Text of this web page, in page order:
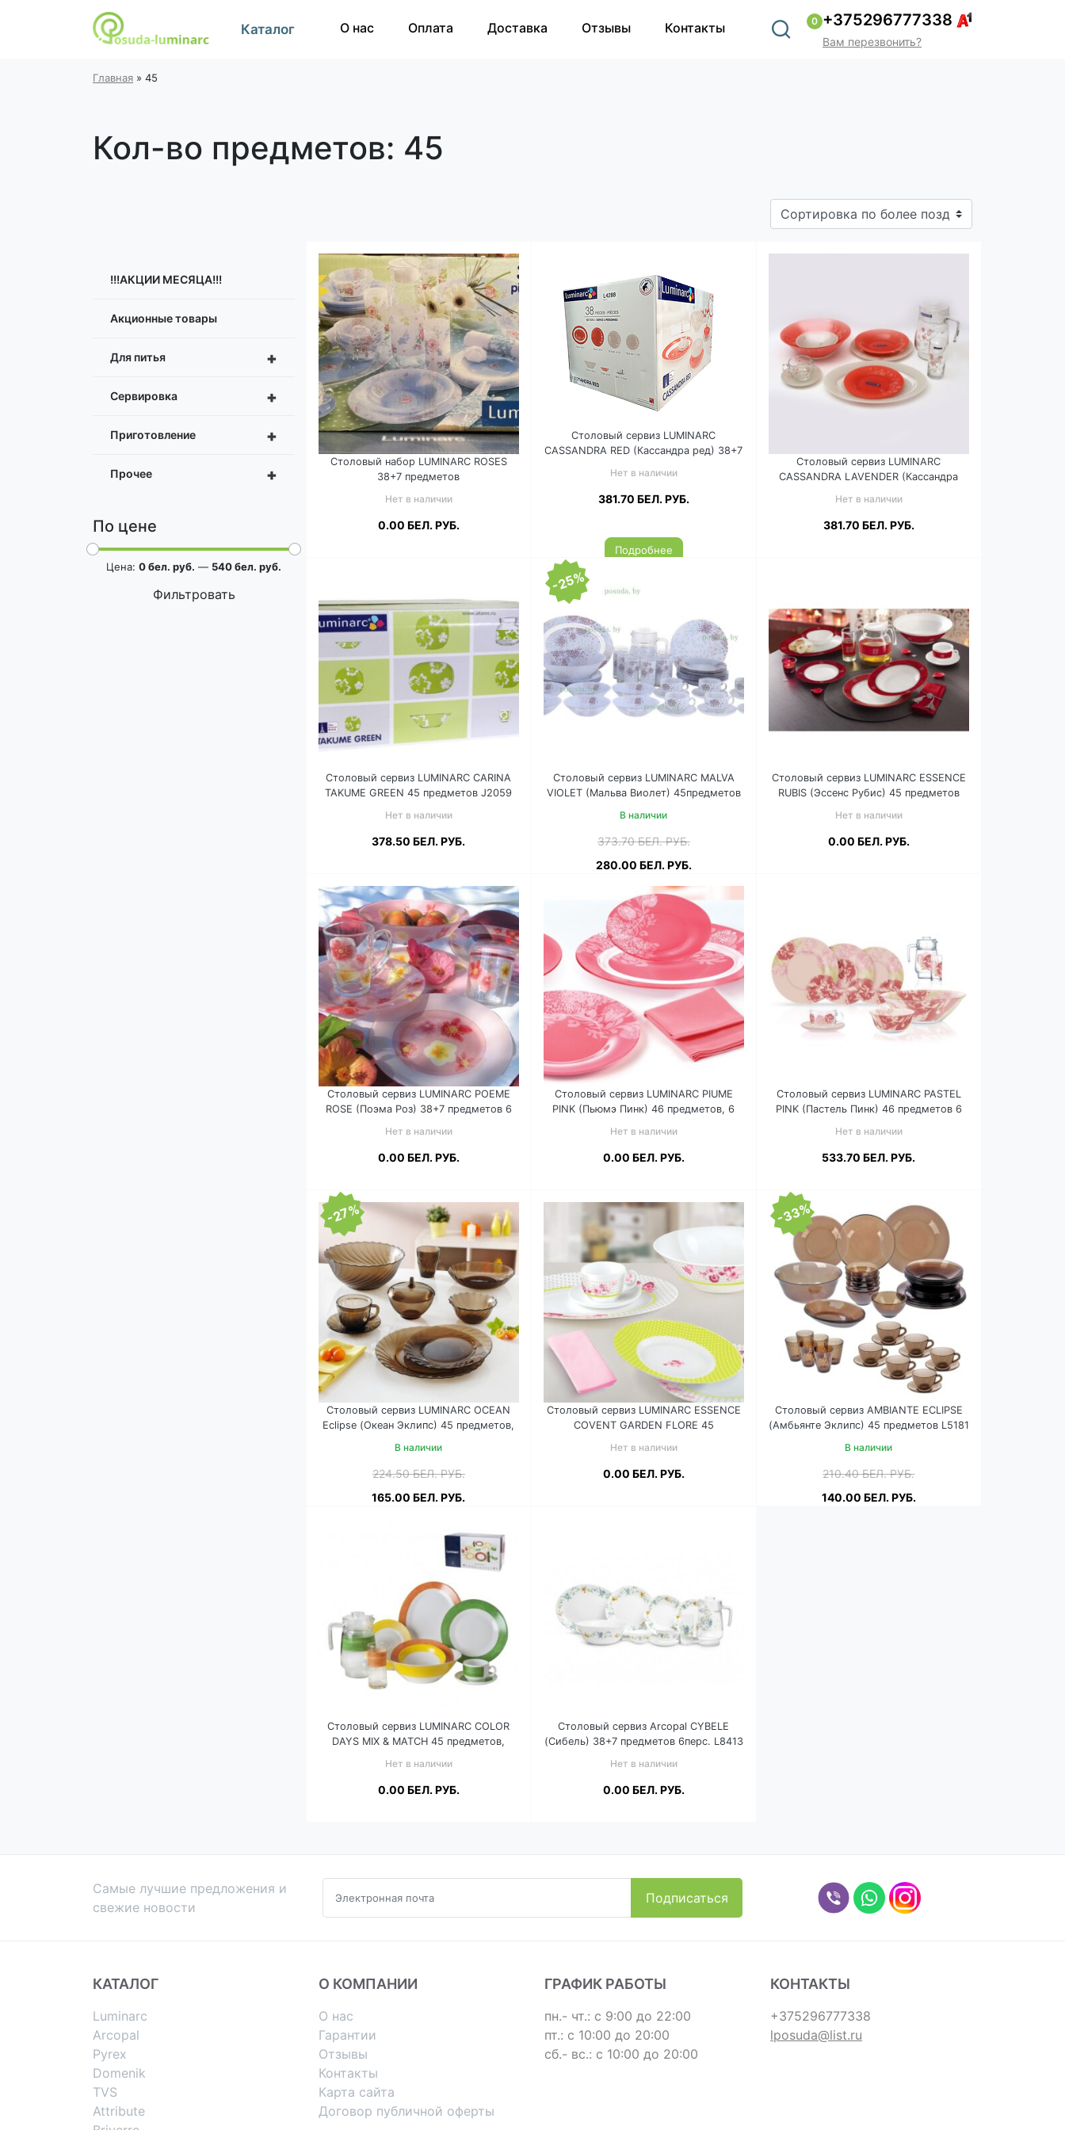
Каталог О нас Оплата Доставка Отзывы Контакты 0 +375296777338
Вам перезвонить?
Главная » 45
Кол-во предметов: 45
!!!АКЦИИ МЕСЯЦА!!!
Акционные товары
+
Для питья
+
Сервировка
+
Приготовление
+
Прочее
По цене
Фильтровать
Цена: 0 бел. руб. — 540 бел. руб.
Столовый набор LUMINARC ROSES
38+7 предметов
Нет в наличии
0.00 БЕЛ. РУБ.
Столовый сервиз LUMINARC
CASSANDRA RED (Кассандра ред) 38+7
Нет в наличии
381.70 БЕЛ. РУБ.
Подробнее
Столовый сервиз LUMINARC
CASSANDRA LAVENDER (Кассандра
Нет в наличии
381.70 БЕЛ. РУБ.
Столовый сервиз LUMINARC CARINA
TAKUME GREEN 45 предметов J2059
Нет в наличии
378.50БЕЛ. РУБ.
Подробнее
-25%
Столовый сервиз LUMINARC MALVA
VIOLET (Мальва Виолет) 45предметов
В наличии
373.70БЕЛ. РУБ.
280.00 БЕЛ. РУБ.
Подробнее В корзину
Столовый сервиз LUMINARC ESSENCE
RUBIS (Эссенс Рубис) 45 предметов
Нет в наличии
0.00 БЕЛ. РУБ.
Столовый сервиз LUMINARC POEME
ROSE (Поэма Роз) 38+7 предметов 6
Нет в наличии
0.00 БЕЛ. РУБ.
Подробнее
Столовый сервиз LUMINARC PIUME
PINK (Пьюмэ Пинк) 46 предметов, 6
Нет в наличии
0.00 БЕЛ. РУБ.
Подробнее
Столовый сервиз LUMINARC PASTEL
PINK (Пастель Пинк) 46 предметов 6
Нет в наличии
533.70БЕЛ. РУБ.
Подробнее
-27%
Столовый сервиз LUMINARC OCEAN
Eclipse (Океан Эклипс) 45 предметов,
В наличии
224.50БЕЛ. РУБ.
165.00БЕЛ. РУБ.
В корзину
Столовый сервиз LUMINARC ESSENCE
COVENT GARDEN FLORE 45
Нет в наличии
0.00 БЕЛ. РУБ.
-33%
Столовый сервиз AMBIANTE ECLIPSE
(Амбьянте Эклипс) 45 предметов L5181
В наличии
210.40БЕЛ. РУБ.
140.00 БЕЛ. РУБ.
Столовый сервиз LUMINARC COLOR
DAYS MIX & MATCH 45 предметов,
Нет в наличии
0.00 БЕЛ. РУБ.
Столовый сервиз Arcopal CYBELE
(Сибель) 38+7 предметов 6перс. L8413
Нет в наличии
0.00 БЕЛ. РУБ.
Самые лучшие предложения и
свежие новости
КАТАЛОГ
Luminarc
Arcopal
Pyrex
Domenik
TVS
Attribute
О КОМПАНИИ
О нас
Гарантии
Отзывы
Контакты
Карта сайта
Договор публичной оферты
ГРАФИК РАБОТЫ
пн.- чт.: с 9:00 до 22:00
пт.: с 10:00 до 20:00
сб.- вс.: с 10:00 до 20:00
КОНТАКТЫ
+375296777338
lposuda@list.ru